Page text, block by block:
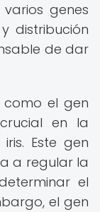
genes
distribución
de dar
como el gen
en la
Este gen
a regular la
el
el gen